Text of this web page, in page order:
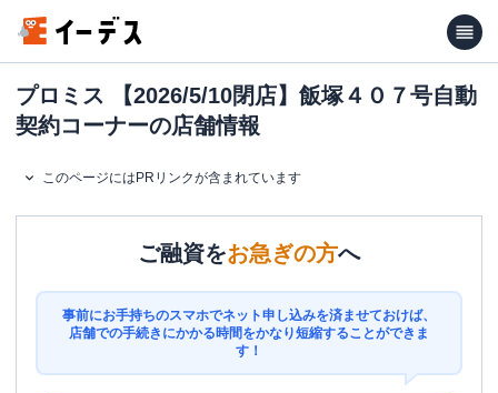
プロミス 【2026/5/10閉店】飯塚４０７号自動
契約コーナーの店舗情報
このページにはPRリンクが含まれています
ご融資をお急ぎの方へ
事前にお手持ちのスマホでネット申し込みを済ませておけば、
店舗での手続きにかかる時間をかなり短縮することができま
す！